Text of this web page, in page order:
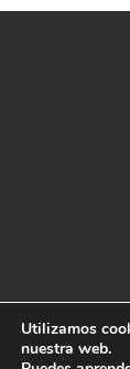
Utilizamos
nuestra web.